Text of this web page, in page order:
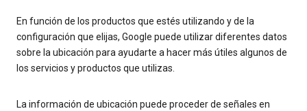
En función de los productos que estés utilizando y de la
configuración que elijas, Google puede utilizar diferentes datos
sobre la ubicación para ayudarte a hacer más útiles algunos de
los servicios y productos que utilizas.
La información de ubicación puede proceder de señales en